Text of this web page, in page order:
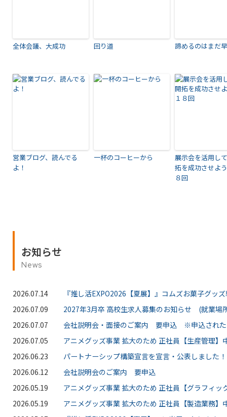
全体会議、大成功 回り道 諦めるのはまだ
営業ブログ、読んでる
よ！
一杯のコーヒーから
展示会を活用し
拓を成功させよ
８回
お知らせ
News
2026.07.14
『推し活EXPO2026【夏展】』コムズお菓子グッ
2026.07.09
2027年3月卒 高校生求人募集のお知らせ (就業場
2026.07.07
会社説明会・面接のご案内 要申込 ※申込された
2026.07.05
アニメグッズ事業 拡大のため 正社員【生産管理】
2026.06.23
パートナーシップ構築宣言を宣言・公表しました！
2026.06.12
会社説明会のご案内 要申込
2026.05.19
アニメグッズ事業 拡大のため 正社員【グラフィッ
2026.05.19
アニメグッズ事業 拡大のため 正社員【製造業務】